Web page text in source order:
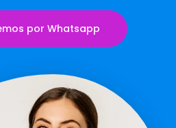
por Whatsapp